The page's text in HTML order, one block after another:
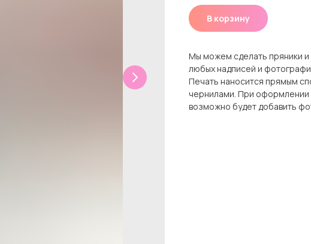
В корзину
Мы можем сделать пряники
любых надписей и
Печать наносится прямым
чернилами. При оформлении
возможно будет добавить